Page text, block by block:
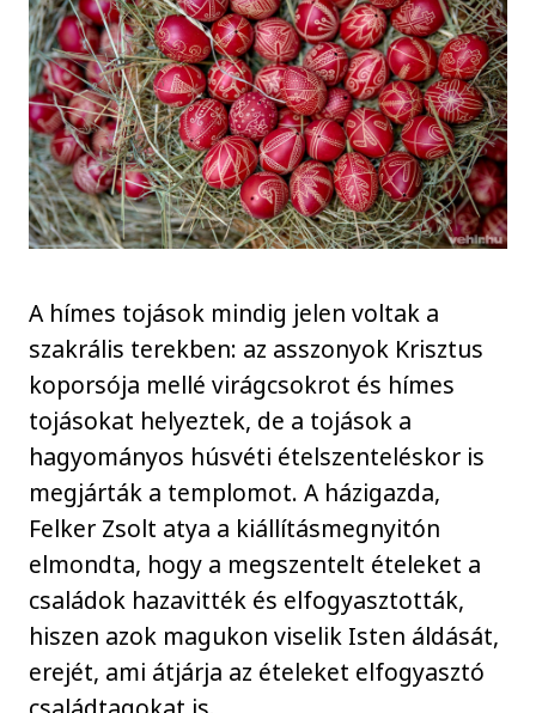
A hímes tojások mindig jelen voltak a
szakrális terekben: az asszonyok Krisztus
koporsója mellé virágcsokrot és hímes
tojásokat helyeztek, de a tojások a
hagyományos húsvéti ételszenteléskor is
megjárták a templomot. A házigazda,
Felker Zsolt atya a kiállításmegnyitón
elmondta, hogy a megszentelt ételeket a
családok hazavitték és elfogyasztották,
hiszen azok magukon viselik Isten áldását,
erejét, ami átjárja az ételeket elfogyasztó